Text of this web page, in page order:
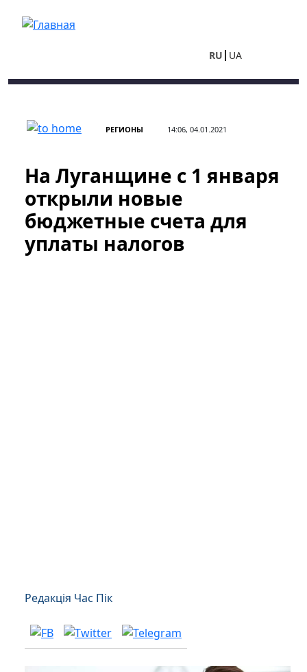
RU UA
РЕГИОНЫ 14:06, 04.01.2021
На Луганщине с 1 января
открыли новые
бюджетные счета для
уплаты налогов
Редакція Час Пік